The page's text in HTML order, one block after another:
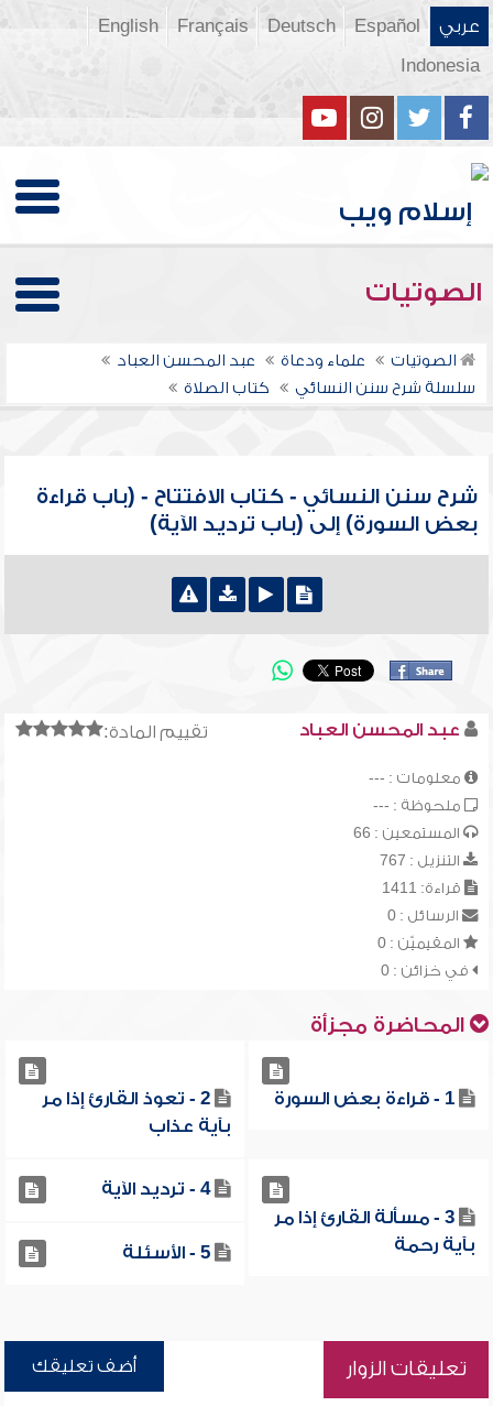
عربي Español
Deutsch
Français
English
Indonesia
الصوتيات
الصوتيات علماء ودعاة
عبد المحسن العباد
سلسلة شرح سنن النسائي
كتاب الصلاة
شرح سنن النسائي - كتاب الافتتاح - (باب قراءة
بعض السورة) إلى (باب ترديد الآية)
تقييم المادة: عبد المحسن العباد
معلومات : ---
ملحوظة : ---
المستمعين : 66
التنزيل : 767
قراءة: 1411
الرسائل : 0
المقيميّن : 0
في خزائن : 0
المحاضرة مجزأة
1 - قراءة بعض السورة
2 - تعوذ القارئ إذا مر
بآية عذاب
3 - مسألة القارئ إذا مر
بآية رحمة
4 - ترديد الآية
5 - الأسئلة
تعليقات الزوار أضف تعليقك